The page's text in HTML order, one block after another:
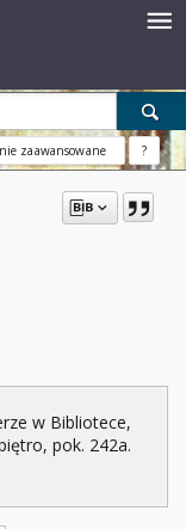
zaawansowane ?
w Bibliotece,
pok. 242a.